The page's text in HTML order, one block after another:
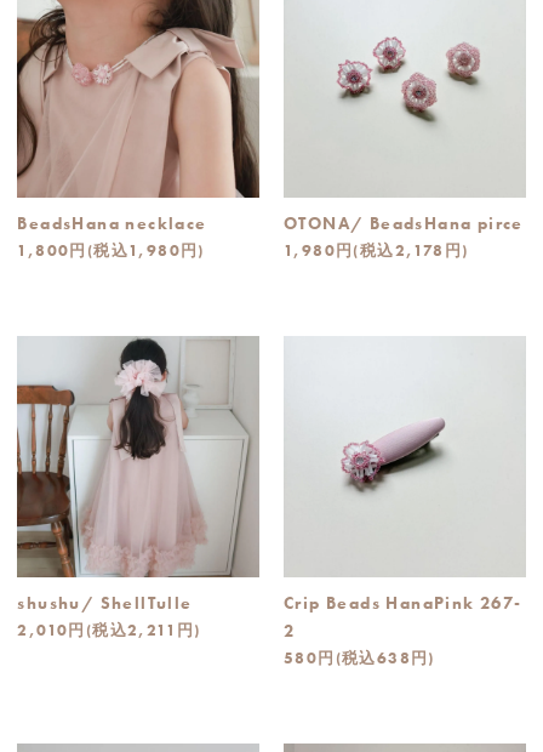
BeadsHana necklace
1,800円(税込1,980円)
OTONA/ BeadsHana pirce
1,980円(税込2,178円)
shushu/ ShellTulle
2,010円(税込2,211円)
Crip Beads HanaPink 267-
2
580円(税込638円)